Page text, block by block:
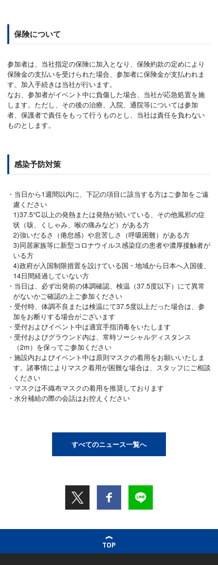
保険について
参加者は、当社指定の保険に加入となり、保険約款の定めにより
保険金の支払いを受けられた場合、参加者に保険金が支払われま
す。加入手続きは当社が行います。
なお、参加者がイベント中に負傷した場合、当社が応急処置を施
します。ただし、その後の治療、入院、通院等については参加
者、保護者で責任をもって行うものとし、当社は責任を負わない
ものとします。
感染予防対策
当日から1週間以内に、下記の項目に該当する方はご参加をご遠
慮ください
1)37.5℃以上の発熱または発熱が続いている、その他風邪の症
状（咳、くしゃみ、喉の痛みなど）がある方
2)強いだるさ（倦怠感）や息苦しさ（呼吸困難）がある方
3)同居家族等に新型コロナウイルス感染症の患者や濃厚接触者が
いる方
4)政府が入国制限措置を設けている国・地域から日本へ入国後、
14日間経過していない方
当日は、必ず出発前の体調確認、検温（37.5度以下）にて異常
がないかご確認の上ご参加ください
受付時、体調不良または検温にて37.5度以上だった場合は、参
加をお断りする場合がございます
受付およびイベント中は適宜手指消毒をいたします
受付およびグラウンド内は、常時ソーシャルディスタンス
（2m）を保ってご参加ください
施設内およびイベント中は原則マスクの着用をお願いいたしま
す。諸事情によりマスク着用が困難な場合は、スタッフにご相談
ください
マスクは不織布マスクの着用を推奨しております
水分補給の際の会話はお控えください
すべてのニュース一覧へ
TOP